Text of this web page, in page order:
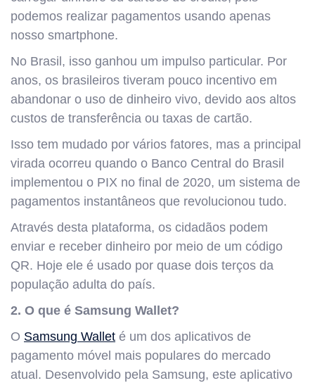
podemos realizar pagamentos usando apenas
nosso smartphone.
No Brasil, isso ganhou um impulso particular. Por
anos, os brasileiros tiveram pouco incentivo em
abandonar o uso de dinheiro vivo, devido aos altos
custos de transferência ou taxas de cartão.
Isso tem mudado por vários fatores, mas a principal
virada ocorreu quando o Banco Central do Brasil
implementou o PIX no final de 2020, um sistema de
pagamentos instantâneos que revolucionou tudo.
Através desta plataforma, os cidadãos podem
enviar e receber dinheiro por meio de um código
QR. Hoje ele é usado por quase dois terços da
população adulta do país.
2. O que é Samsung Wallet?
O Samsung Wallet é um dos aplicativos de
pagamento móvel mais populares do mercado
atual. Desenvolvido pela Samsung, este aplicativo